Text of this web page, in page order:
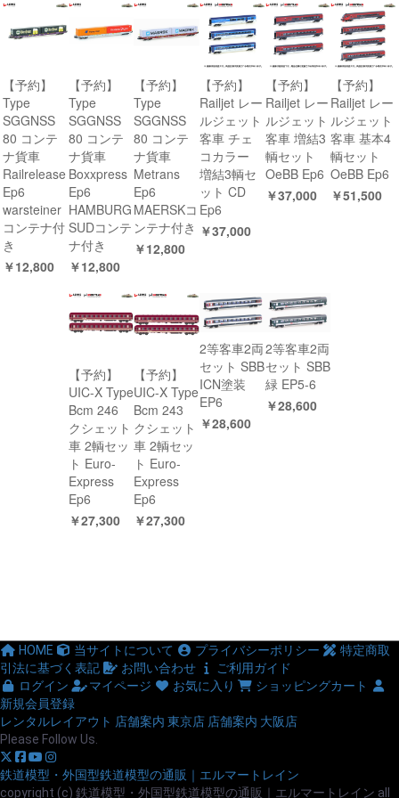
【予約】
Type
SGGNSS
80 コンテ
ナ貨車
Railrelease
Ep6
warsteiner
コンテナ付
き
￥12,800
【予約】
Type
SGGNSS
80 コンテ
ナ貨車
Boxxpress
Ep6
HAMBURG
SUDコンテ
ナ付き
￥12,800
【予約】
Type
SGGNSS
80 コンテ
ナ貨車
Metrans
Ep6
MAERSKコ
ンテナ付き
￥12,800
【予約】
Railjet レー
ルジェット
客車 チェ
コカラー
増結3輌セ
ット CD
Ep6
￥37,000
【予約】
Railjet レー
ルジェット
客車 増結3
輌セット
OeBB Ep6
￥37,000
【予約】
Railjet レー
ルジェット
客車 基本4
輌セット
OeBB Ep6
￥51,500
【予約】
UIC-X Type
Bcm 246
クシェット
車 2輌セッ
ト Euro-
Express
Ep6
￥27,300
【予約】
UIC-X Type
Bcm 243
クシェット
車 2輌セッ
ト Euro-
Express
Ep6
￥27,300
2等客車2両
セット SBB
ICN塗装
EP6
￥28,600
2等客車2両
セット SBB
緑 EP5-6
￥28,600
HOME 当サイトについて プライバシーポリシー
特定商取
引法に基づく表記
お問い合わせ
ご利用ガイド
ログイン
マイページ お気に入り
ショッピングカート
新規会員登録
レンタルレイアウト 店舗案内 東京店 店舗案内 大阪店
Please Follow Us.
鉄道模型・外国型鉄道模型の通販｜エルマートレイン
copyright (c) 鉄道模型・外国型鉄道模型の通販｜エルマートレイン all